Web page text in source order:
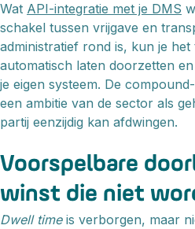
Wat API-integratie met je DMS
schakel tussen vrijgave en
administratief rond is, kun je
automatisch laten doorzetten
je eigen systeem. De
een ambitie van de sector als
partij eenzijdig kan afdwingen.
Voorspelbare
winst die niet
Dwell timeis verborgen, maar